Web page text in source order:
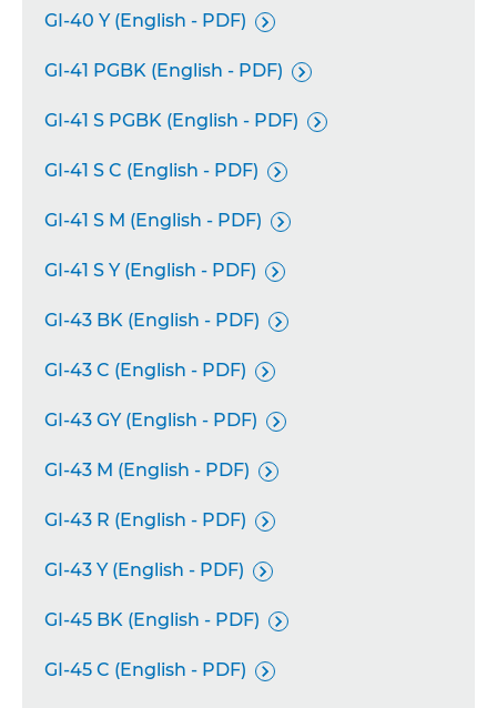
GI-40 Y (English - PDF) 
GI-41 PGBK (English - PDF) 
GI-41 S PGBK (English - PDF) 
GI-41 S C (English - PDF) 
GI-41 S M (English - PDF) 
GI-41 S Y (English - PDF) 
GI-43 BK (English - PDF) 
GI-43 C (English - PDF) 
GI-43 GY (English - PDF) 
GI-43 M (English - PDF) 
GI-43 R (English - PDF) 
GI-43 Y (English - PDF) 
GI-45 BK (English - PDF) 
GI-45 C (English - PDF) 